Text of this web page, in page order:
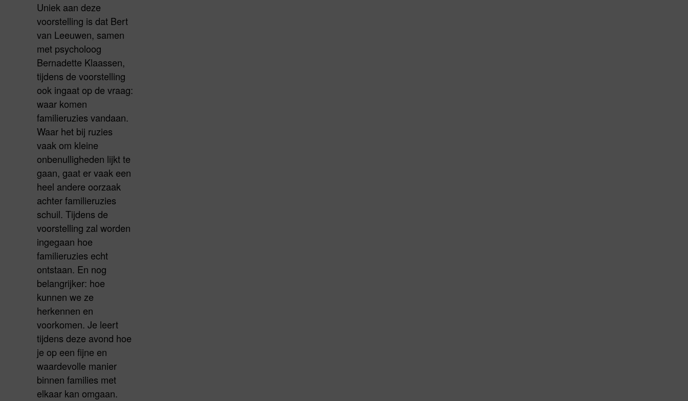
Uniek aan deze
voorstelling is dat Bert
van Leeuwen, samen
met psycholoog
Bernadette Klaassen,
tijdens de voorstelling
ook ingaat op de vraag:
waar komen
familieruzies vandaan.
Waar het bij ruzies
vaak om kleine
onbenulligheden lijkt te
gaan, gaat er vaak een
heel andere oorzaak
achter familieruzies
schuil. Tijdens de
voorstelling zal worden
ingegaan hoe
familieruzies echt
ontstaan. En nog
belangrijker: hoe
kunnen we ze
herkennen en
voorkomen. Je leert
tijdens deze avond hoe
je op een fijne en
waardevolle manier
binnen families met
elkaar kan omgaan.